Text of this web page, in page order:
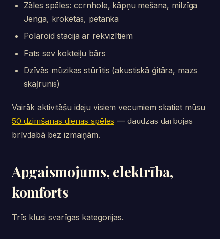
Zāles spēles: cornhole, kāpņu mešana, milzīga
Jenga, kroketas, petanka
Polaroid stacija ar rekvizītiem
Pats sev kokteiļu bārs
Dzīvās mūzikas stūrītis (akustiskā ģitāra, mazs
skaļrunis)
Vairāk aktivitāšu ideju visiem vecumiem skatiet mūsu
50 dzimšanas dienas spēles — daudzas darbojas
brīvdabā bez izmaiņām.
Apgaismojums, elektrība,
komforts
Trīs klusi svarīgas kategorijas.